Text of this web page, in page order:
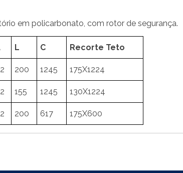
em policarbonato, com rotor de segurança.
L C Recorte Teto
200 1245 175X1224
155 1245 130X1224
200 617 175X600